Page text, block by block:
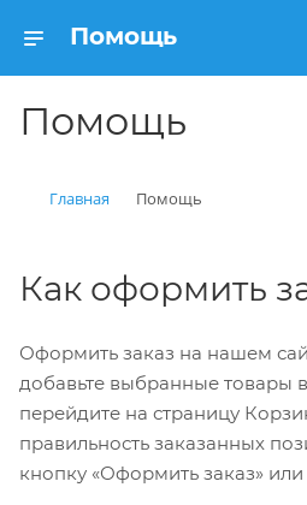
Помощь
Помощь
Главная Помощь
Как оформить
Оформить заказ на нашем
добавьте выбранные товары
перейдите на страницу
правильность заказанных
кнопку «Оформить заказ»